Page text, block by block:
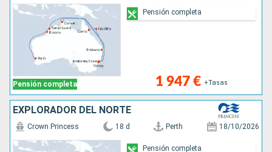
Pensión completa 1 947 € +Tasas
Pensión completa
EXPLORADOR DEL NORTE
Crown Princess 18 d Perth 18/10/2026
Pensión completa